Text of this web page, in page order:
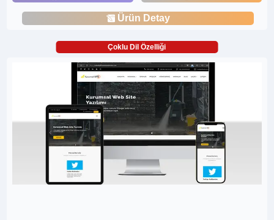
Ürün Detay
Çoklu Dil Özelliği